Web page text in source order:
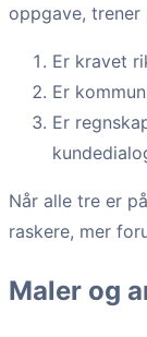
oppgave,
Er kravet
Er
Er
Når alle tre er
raskere, mer
Maler og